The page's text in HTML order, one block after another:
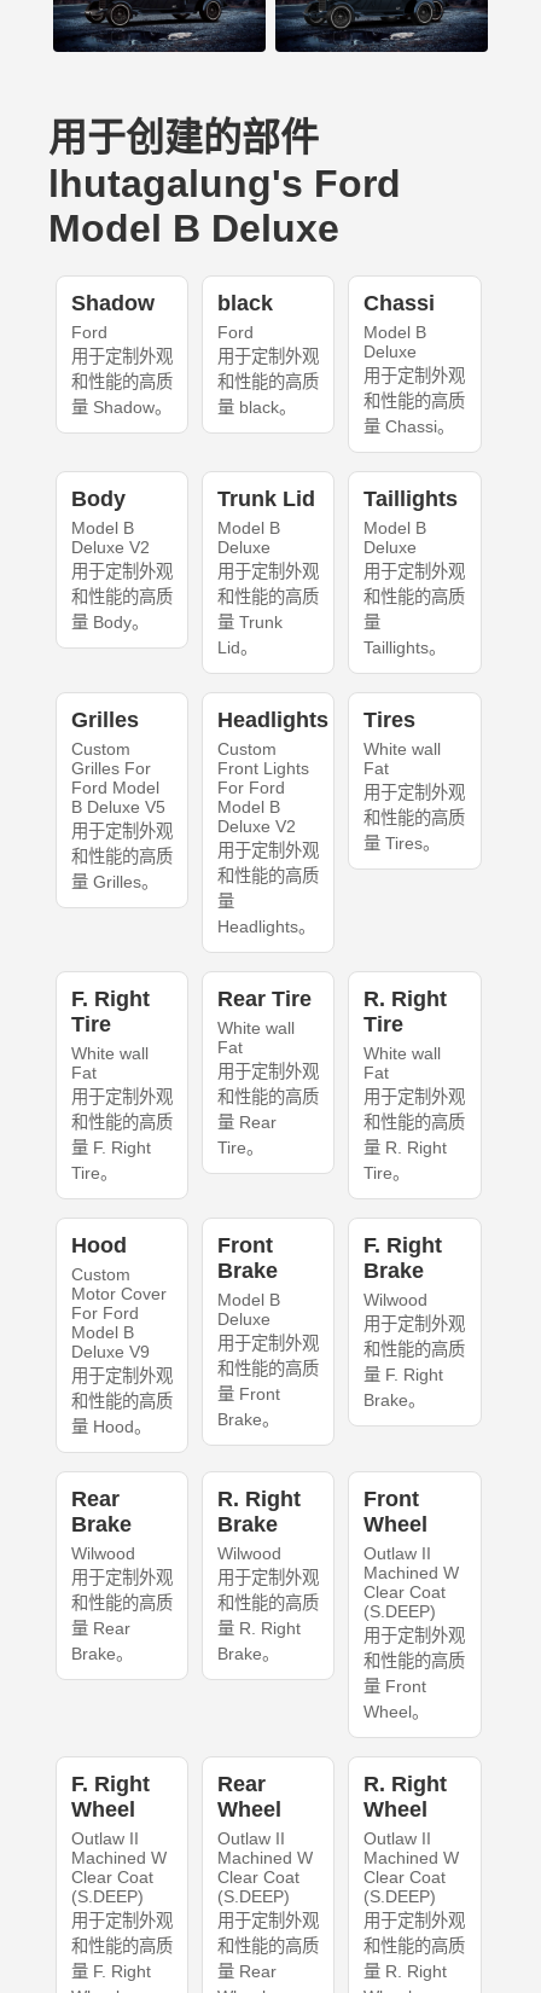
用于创建的部件
lhutagalung's Ford
Model B Deluxe
Shadow
Ford
用于定制外观
和性能的高质
量 Shadow。
black
Ford
用于定制外观
和性能的高质
量 black。
Chassi
Model B
Deluxe
用于定制外观
和性能的高质
量 Chassi。
Body
Model B
Deluxe V2
用于定制外观
和性能的高质
量 Body。
Trunk Lid
Model B
Deluxe
用于定制外观
和性能的高质
量 Trunk
Lid。
Taillights
Model B
Deluxe
用于定制外观
和性能的高质
量
Taillights。
Grilles
Custom
Grilles For
Ford Model
B Deluxe V5
用于定制外观
和性能的高质
量 Grilles。
Headlights
Custom
Front Lights
For Ford
Model B
Deluxe V2
用于定制外观
和性能的高质
量
Headlights。
Tires
White wall
Fat
用于定制外观
和性能的高质
量 Tires。
F. Right
Tire
White wall
Fat
用于定制外观
和性能的高质
量 F. Right
Tire。
Rear Tire
White wall
Fat
用于定制外观
和性能的高质
量 Rear
Tire。
R. Right
Tire
White wall
Fat
用于定制外观
和性能的高质
量 R. Right
Tire。
Hood
Custom
Motor Cover
For Ford
Model B
Deluxe V9
用于定制外观
和性能的高质
量 Hood。
Front
Brake
Model B
Deluxe
用于定制外观
和性能的高质
量 Front
Brake。
F. Right
Brake
Wilwood
用于定制外观
和性能的高质
量 F. Right
Brake。
Rear
Brake
Wilwood
用于定制外观
和性能的高质
量 Rear
Brake。
R. Right
Brake
Wilwood
用于定制外观
和性能的高质
量 R. Right
Brake。
Front
Wheel
Outlaw II
Machined W
Clear Coat
(S.DEEP)
用于定制外观
和性能的高质
量 Front
Wheel。
F. Right
Wheel
Outlaw II
Machined W
Clear Coat
(S.DEEP)
用于定制外观
和性能的高质
量 F. Right
Rear
Wheel
Outlaw II
Machined W
Clear Coat
(S.DEEP)
用于定制外观
和性能的高质
量 Rear
R. Right
Wheel
Outlaw II
Machined W
Clear Coat
(S.DEEP)
用于定制外观
和性能的高质
量 R. Right